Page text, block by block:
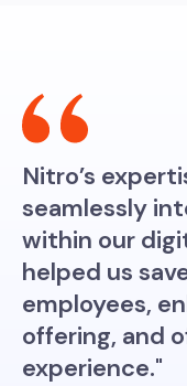
Nitro’s
seamlessly
within our
helped us
employees,
offering, and
experience."